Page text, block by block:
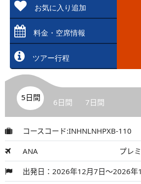
お気に入り追加
料金・空席情報
ツアー行程
5日間 6日間 7日間
コースコード:INHNLNHPXB-110
ANA プレ
出発日：2026年12月7日～2026年